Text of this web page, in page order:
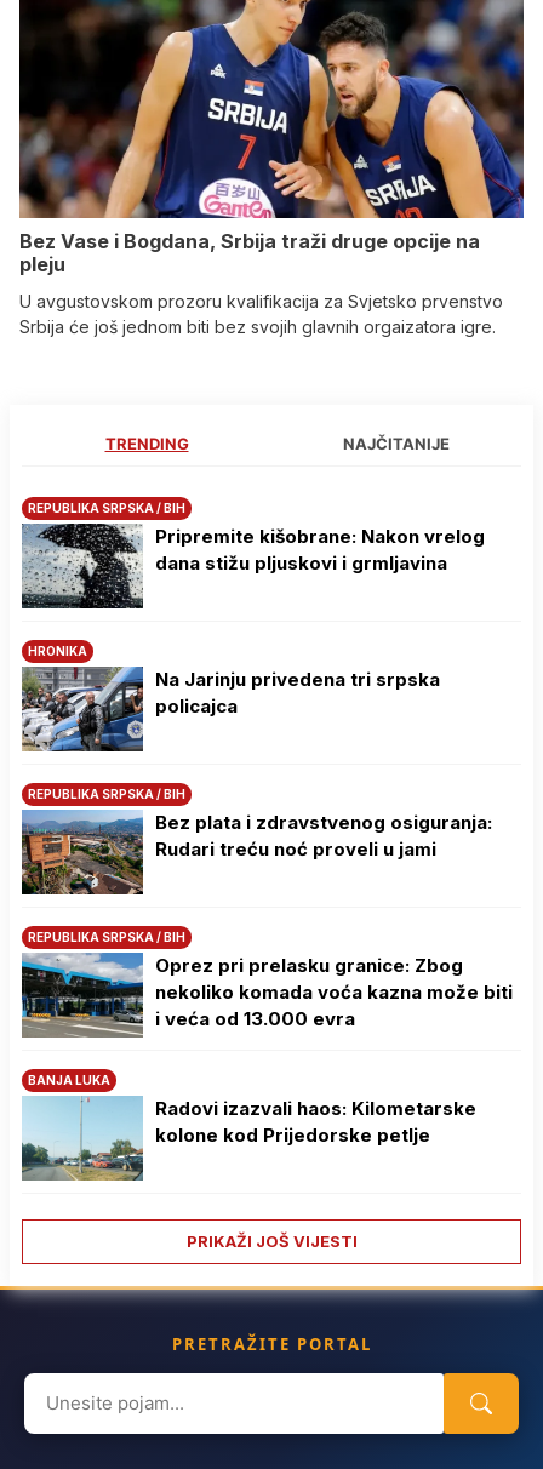
Bez Vase i Bogdana, Srbija traži druge opcije na
pleju
U avgustovskom prozoru kvalifikacija za Svjetsko prvenstvo
Srbija će još jednom biti bez svojih glavnih orgaizatora igre.
TRENDING NAJČITANIJE
REPUBLIKA SRPSKA / BIH
Pripremite kišobrane: Nakon vrelog
dana stižu pljuskovi i grmljavina
HRONIKA
Na Јarinju privedena tri srpska
policajca
REPUBLIKA SRPSKA / BIH
Bez plata i zdravstvenog osiguranja:
Rudari treću noć proveli u jami
REPUBLIKA SRPSKA / BIH
Oprez pri prelasku granice: Zbog
nekoliko komada voća kazna može biti
i veća od 13.000 evra
BANJA LUKA
Radovi izazvali haos: Kilometarske
kolone kod Prijedorske petlje
PRIKAŽI JOŠ VIJESTI
PRETRAŽITE PORTAL
Search
for: